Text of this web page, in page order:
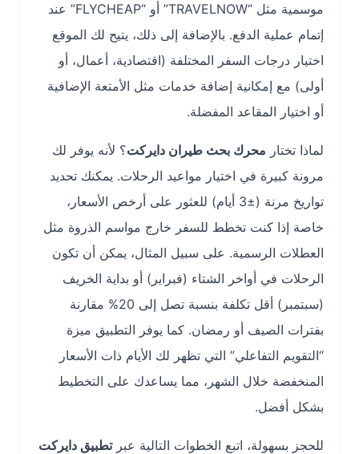
موسمية مثل “TRAVELNOW” أو “FLYCHEAP” عند
إتمام عملية الدفع. بالإضافة إلى ذلك، يتيح لك الموقع
اختيار درجات السفر المختلفة (اقتصادية، أعمال، أو
أولى) مع إمكانية إضافة خدمات مثل الأمتعة الإضافية
أو اختيار المقاعد المفضلة.
لماذا تختار محرك بحث طيران دايركت؟ لأنه يوفر لك
مرونة كبيرة في اختيار مواعيد الرحلات. يمكنك تحديد
تواريخ مرنة (±3 أيام) للعثور على أرخص الأسعار،
خاصة إذا كنت تخطط للسفر خارج مواسم الذروة مثل
العطلات الرسمية. على سبيل المثال، يمكن أن تكون
الرحلات في أواخر الشتاء (فبراير) أو بداية الخريف
(سبتمبر) أقل تكلفة بنسبة تصل إلى 20% مقارنة
بفترات الصيف أو رمضان. كما يوفر التطبيق ميزة
“التقويم التفاعلي” التي تظهر لك الأيام ذات الأسعار
المنخفضة خلال الشهر، مما يساعدك على التخطيط
بشكل أفضل.
للحجز بسهولة، اتبع الخطوات التالية عبرتطبيق دايركت